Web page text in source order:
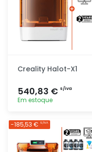
Creality Halot-X1
540,83 € s/iva
Em estoque
rapidamente
-185,53 € S/IVA